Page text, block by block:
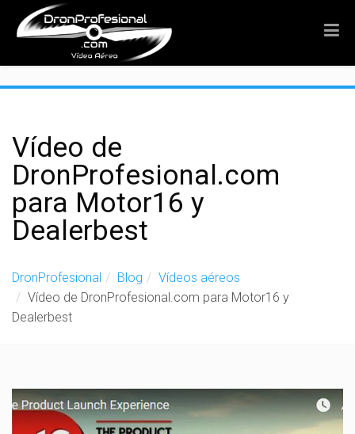
Vídeo de
DronProfesional.com
para Motor16 y
Dealerbest
DronProfesional Blog
Vídeos aéreos
Vídeo de DronProfesional.com para Motor16 y
Dealerbest